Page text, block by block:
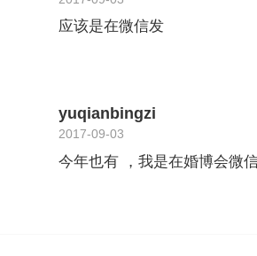
应该是在微信发
yuqianbingzi
2017-09-03
今年也有 ，我是在婚博会微